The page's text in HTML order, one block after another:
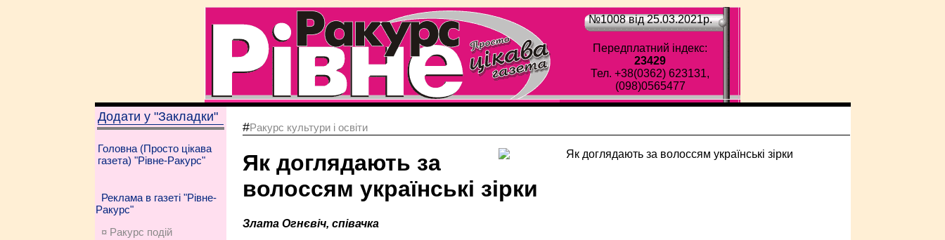
№1008 від 25.03.2021p.
Передплатний індекс:
23429
Тел. +38(0362) 623131,
(098)0565477
Додати у "Закладки"
Головна (Просто цікава
газета) "Рівне-Ракурс"
Реклама в газеті "Рівне-
Ракурс"
¤ Ракурс подій
#Ракурс культури і освіти
Як доглядають за
волоссям українські зірки
Злата Огнєвіч, співачка